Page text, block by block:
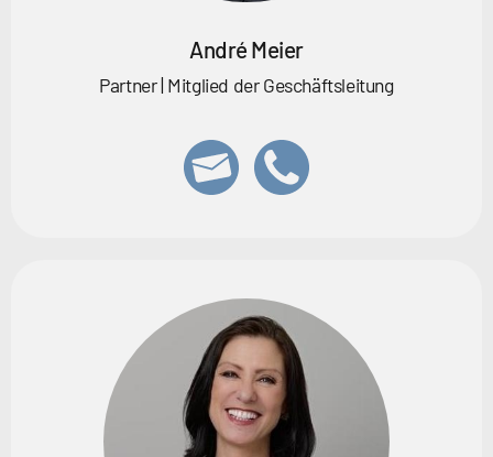
André Meier
Partner | Mitglied der Geschäftsleitung